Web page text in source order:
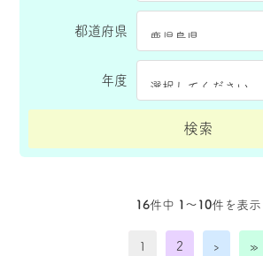
都道府県
年度
16件中 1〜10件を表示
1 2 › »